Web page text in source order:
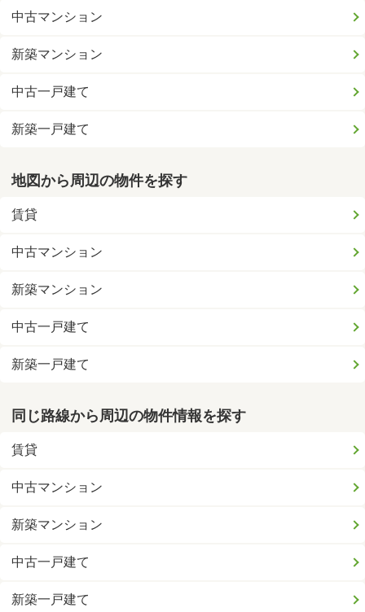
中古マンション
新築マンション
中古一戸建て
新築一戸建て
地図から周辺の物件を探す
賃貸
中古マンション
新築マンション
中古一戸建て
新築一戸建て
同じ路線から周辺の物件情報を探す
賃貸
中古マンション
新築マンション
中古一戸建て
新築一戸建て